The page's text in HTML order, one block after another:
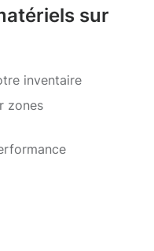
sur
inventaire
zones